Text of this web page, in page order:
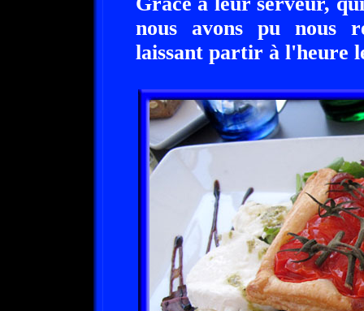
nous avons pu nous
laissant partir à l'heure